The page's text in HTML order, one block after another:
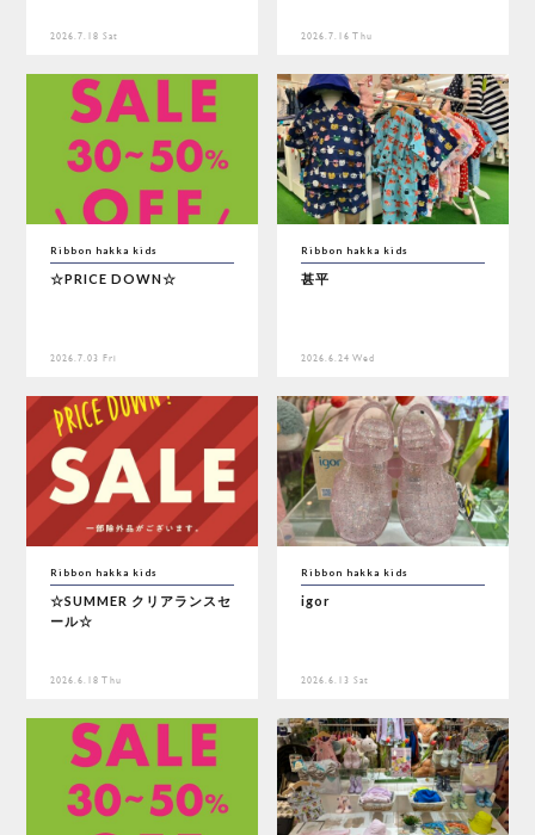
2026.7.18 Sat 2026.7.16 Thu
Ribbon hakka kids
☆PRICE DOWN☆
2026.7.03 Fri
Ribbon hakka kids
甚平
2026.6.24 Wed
Ribbon hakka kids
☆SUMMER クリアランスセ
ール☆
2026.6.18 Thu
Ribbon hakka kids
igor
2026.6.13 Sat